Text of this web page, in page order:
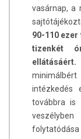
vasárnap, a
90-110
tizenkét
ellátásáért.
intézkedés
továbbra is
folytatódása